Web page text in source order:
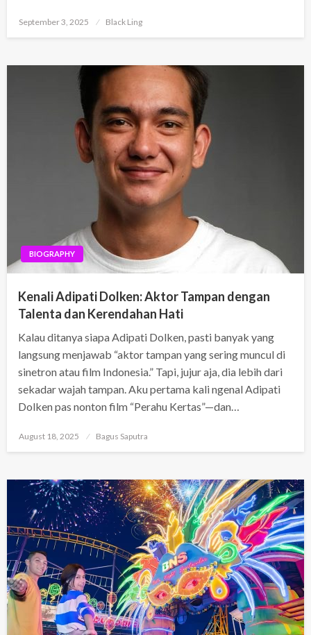
Posted
September 3, 2025 Black Ling
BIOGRAPHY
Kenali Adipati Dolken: Aktor Tampan dengan
Talenta dan Kerendahan Hati
Kalau ditanya siapa Adipati Dolken, pasti banyak yang
langsung menjawab “aktor tampan yang sering muncul di
sinetron atau film Indonesia.” Tapi, jujur aja, dia lebih dari
sekadar wajah tampan. Aku pertama kali ngenal Adipati
Dolken pas nonton film “Perahu Kertas”—dan…
Posted
August 18, 2025 Bagus Saputra